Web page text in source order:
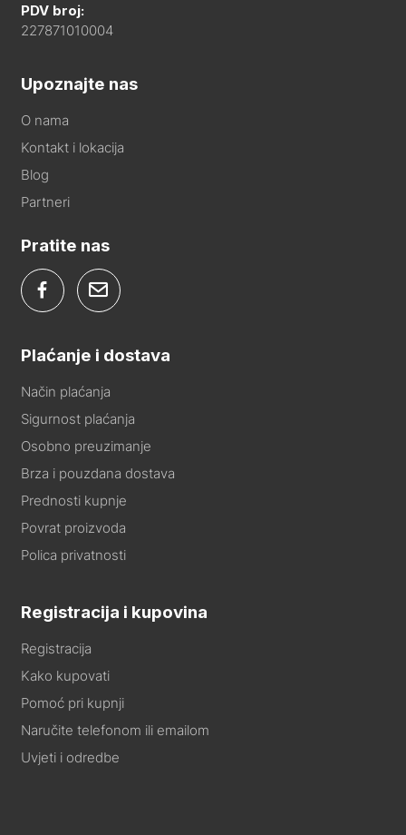
PDV broj:
227871010004
Upoznajte nas
O nama
Kontakt i lokacija
Blog
Partneri
Pratite nas
Plaćanje i dostava
Način plaćanja
Sigurnost plaćanja
Osobno preuzimanje
Brza i pouzdana dostava
Prednosti kupnje
Povrat proizvoda
Polica privatnosti
Registracija i kupovina
Registracija
Kako kupovati
Pomoć pri kupnji
Naručite telefonom ili emailom
Uvjeti i odredbe